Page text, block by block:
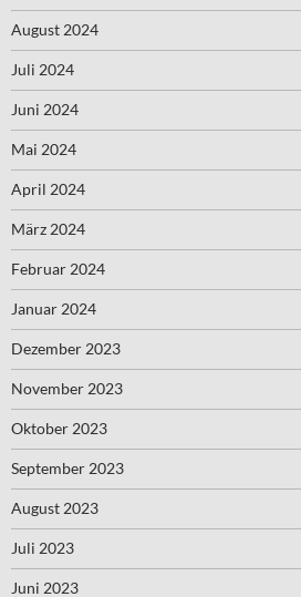
August 2024
Juli 2024
Juni 2024
Mai 2024
April 2024
März 2024
Februar 2024
Januar 2024
Dezember 2023
November 2023
Oktober 2023
September 2023
August 2023
Juli 2023
Juni 2023